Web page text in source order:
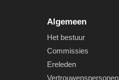
Algemeen
Het bestuur
Commissies
Ereleden
Vertrouwenspersonen